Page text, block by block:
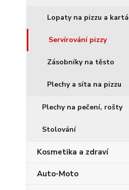
Lopaty na pizzu a
Servírování pizzy
Zásobníky na těsto
Plechy a síta na pizzu
Plechy na pečení, rošty
Stolování
Kosmetika a zdraví
Auto-Moto